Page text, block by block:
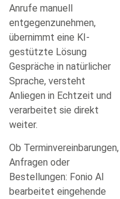
Anrufe manuell
entgegenzunehmen,
übernimmt eine KI-
gestützte Lösung
Gespräche in natürlicher
Sprache, versteht
Anliegen in Echtzeit und
verarbeitet sie direkt
weiter.
Ob Terminvereinbarungen,
Anfragen oder
Bestellungen: Fonio AI
bearbeitet eingehende